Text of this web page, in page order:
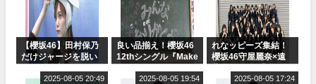
【櫻坂46】田村保乃
だけジャージを脱い
良い品揃え！櫻坂46
12thシングル『Make
ャルグッズ絶賛販売
れなッピーズ集結！
櫻坂46守屋麗奈×遠
ット！」水曜スタジ
2025-08-05 20:49 2025-08-05 19:54 2025-08-05 17:24